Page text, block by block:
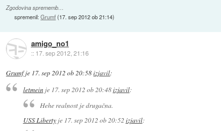
Zgodovina sprememb…
spremenil:Grumf(17. sep 2012 ob 21:14)
amigo_no1
:: 17. sep 2012, 21:16
Grumfje 17. sep 2012 ob 20:58izjavil:
letmeinje 17. sep 2012 ob 20:48izjavil:
Hehe realnost je drugačna.
USS Libertyje 17. sep 2012 ob 20:52 izjavil: